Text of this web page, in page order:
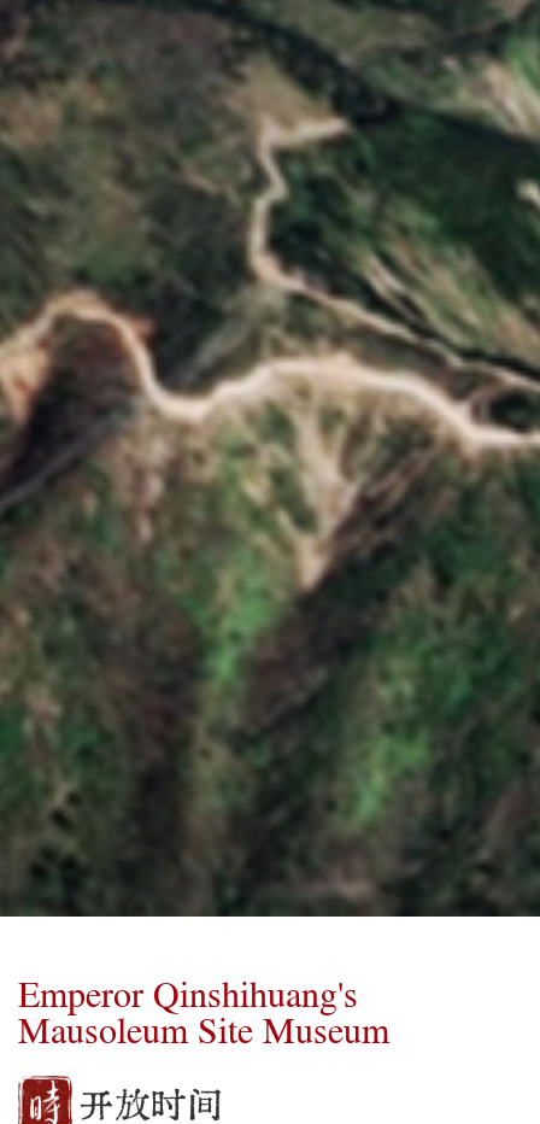
Emperor Qinshihuang's
Mausoleum Site Museum
开放时间